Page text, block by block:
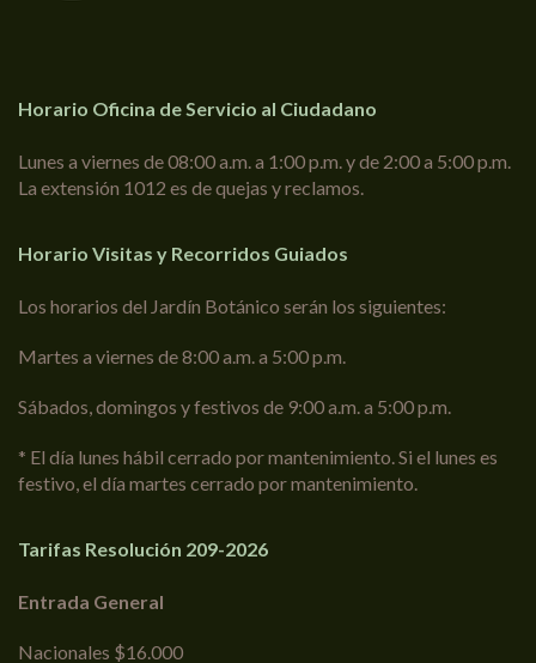
Horario Oficina de Servicio al Ciudadano
Lunes a viernes de 08:00 a.m. a 1:00 p.m. y de 2:00 a 5:00 p.m.
La extensión 1012 es de quejas y reclamos.
Horario Visitas y Recorridos Guiados
Los horarios del Jardín Botánico serán los siguientes:
Martes a viernes de 8:00 a.m. a 5:00 p.m.
Sábados, domingos y festivos de 9:00 a.m. a 5:00 p.m.
* El día lunes hábil cerrado por mantenimiento. Si el lunes es
festivo, el día martes cerrado por mantenimiento.
Tarifas Resolución 209-2026
Entrada General
Nacionales $16.000